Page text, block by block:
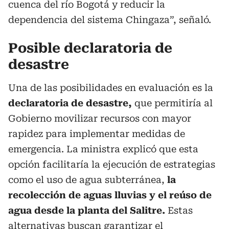
cuenca del río Bogotá y reducir la
dependencia del sistema Chingaza”, señaló.
Posible declaratoria de
desastre
Una de las posibilidades en evaluación es la
declaratoria de desastre, que permitiría al
Gobierno movilizar recursos con mayor
rapidez para implementar medidas de
emergencia. La ministra explicó que esta
opción facilitaría la ejecución de estrategias
como el uso de agua subterránea, la
recolección de aguas lluvias y el reúso de
agua desde la planta del Salitre. Estas
alternativas buscan garantizar el